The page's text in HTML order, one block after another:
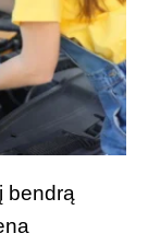
bendrą